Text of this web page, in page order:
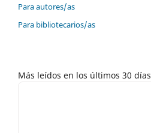
Para autores/as
Para bibliotecarios/as
Más leídos en los últimos 30 días